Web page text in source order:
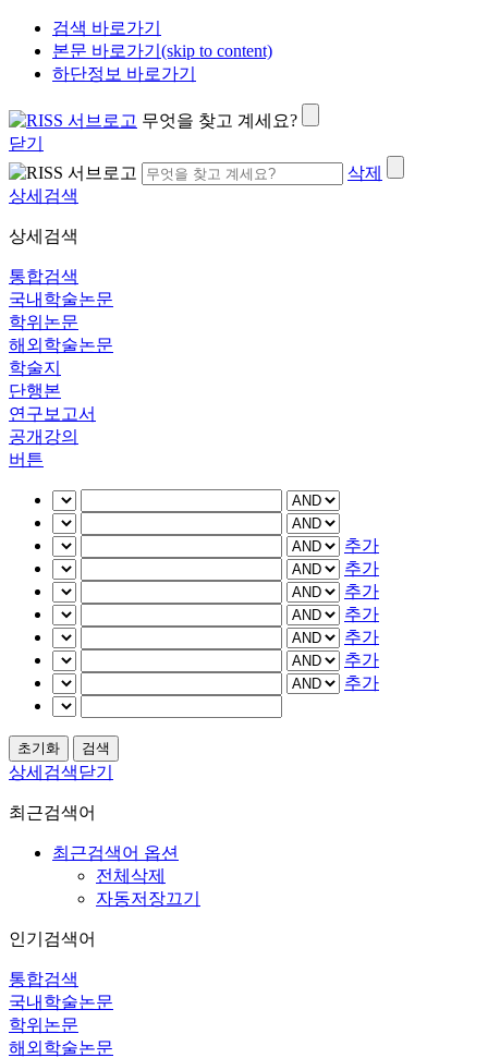
검색 바로가기
본문 바로가기(skip to content)
하단정보 바로가기
무엇을 찾고 계세요?
닫기
삭제
상세검색
상세검색
통합검색
국내학술논문
학위논문
해외학술논문
학술지
단행본
연구보고서
공개강의
버튼
추가
추가
추가
추가
추가
추가
추가
상세검색닫기
최근검색어
최근검색어 옵션
전체삭제
자동저장끄기
인기검색어
통합검색
국내학술논문
학위논문
해외학술논문